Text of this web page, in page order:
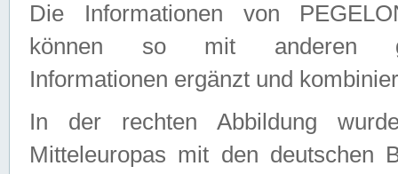
Die Informationen von
können so mit anderen
Informationen ergänzt und
In der rechten Abbildung
Mitteleuropas mit den deutschen